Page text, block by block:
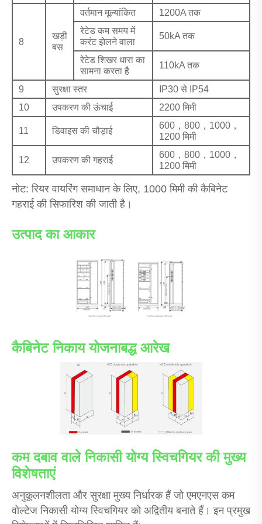
8
खड़ी
बस
वर्तमान मूल्यांकित
1200A तक
रेटेड कम समय में
करंट झेलने वाला
50kA तक
रेटेड शिखर धारा का
सामना करता है
110kA तक
9 सुरक्षा स्तर
IP30 से IP54
10
उपकरण की ऊंचाई 2200 मिमी
11 डिवाइस की चौड़ाई
600，800，1000，
1200 मिमी
12 उपकरण की गहराई
600，800，1000，
1200 मिमी
नोट: रियर वायरिंग समाधान के लिए, 1000 मिमी की कैबिनेट
गहराई की सिफारिश की जाती है।
उत्पाद का आकार
कैबिनेट निकाय योजनाबद्ध आरेख
कम दबाव वाले निकासी योग्य स्विचगियर की मुख्य
विशेषताएं
अनुकूलनशीलता और सुरक्षा मुख्य निर्धारक हैं जो एमएनएस कम
वोल्टेज निकासी योग्य स्विचगियर को अद्वितीय बनाते हैं। इन प्रमुख